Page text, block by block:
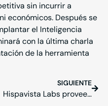
sin incurrir a
económicos. Después se
el Inteligencia
con la última charla
de la herramienta
SIGUIENTE
Hispavista Labs proveedor de soluciones de vigilancia tecnológica en la iniciatava “Adimen Lehiakorra” de la Diputación Foral de Gipuzkoa